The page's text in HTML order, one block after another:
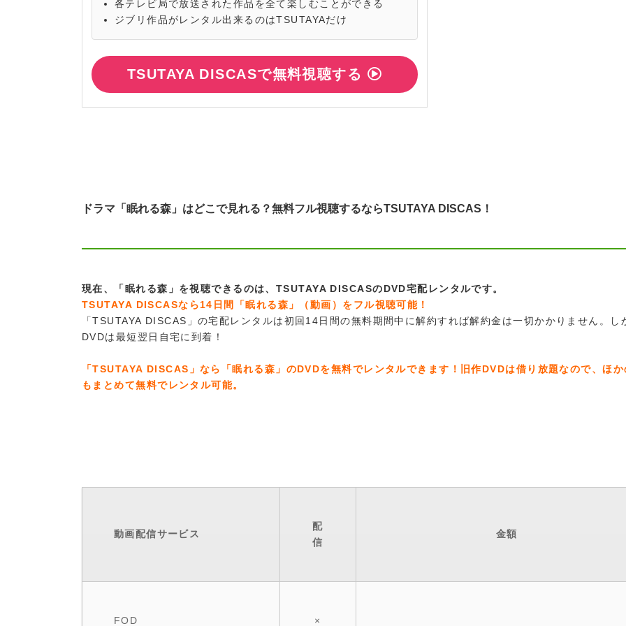
各テレビ局で放送された作品を全て楽しむことができる
ジブリ作品がレンタル出来るのはTSUTAYAだけ
TSUTAYA DISCASで無料視聴する
ドラマ「眠れる森」はどこで見れる？無料フル視聴するならTSUTAYA DISCAS！
現在、「眠れる森」を視聴できるのは、TSUTAYA DISCASのDVD宅配レンタルです。
TSUTAYA DISCASなら14日間「眠れる森」（動画）をフル視聴可能！
「TSUTAYA DISCAS」の宅配レンタルは初回14日間の無料期間中に解約すれば解約金は一切かかりません。し
DVDは最短翌日自宅に到着！
「TSUTAYA DISCAS」なら「眠れる森」のDVDを無料でレンタルできます！旧作DVDは借り放題なので、ほか
もまとめて無料でレンタル可能。
動画配信サービス
配
信
金額
FOD ×